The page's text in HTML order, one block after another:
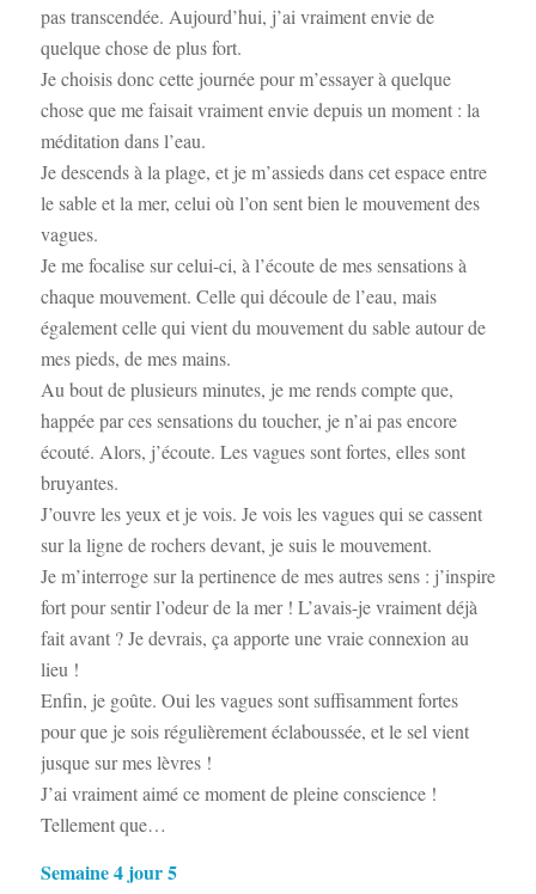
pas transcendée. Aujourd’hui, j’ai vraiment envie de
quelque chose de plus fort.
Je choisis donc cette journée pour m’essayer à quelque
chose que me faisait vraiment envie depuis un moment : la
méditation dans l’eau.
Je descends à la plage, et je m’assieds dans cet espace entre
le sable et la mer, celui où l’on sent bien le mouvement des
vagues.
Je me focalise sur celui-ci, à l’écoute de mes sensations à
chaque mouvement. Celle qui découle de l’eau, mais
également celle qui vient du mouvement du sable autour de
mes pieds, de mes mains.
Au bout de plusieurs minutes, je me rends compte que,
happée par ces sensations du toucher, je n’ai pas encore
écouté. Alors, j’écoute. Les vagues sont fortes, elles sont
bruyantes.
J’ouvre les yeux et je vois. Je vois les vagues qui se cassent
sur la ligne de rochers devant, je suis le mouvement.
Je m’interroge sur la pertinence de mes autres sens : j’inspire
fort pour sentir l’odeur de la mer ! L’avais-je vraiment déjà
fait avant ? Je devrais, ça apporte une vraie connexion au
lieu !
Enfin, je goûte. Oui les vagues sont suffisamment fortes
pour que je sois régulièrement éclaboussée, et le sel vient
jusque sur mes lèvres !
J’ai vraiment aimé ce moment de pleine conscience !
Tellement que…
Semaine 4 jour 5